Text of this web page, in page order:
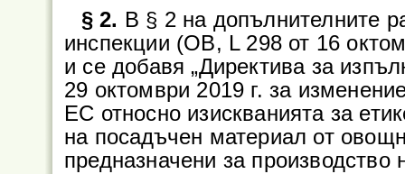
§ 2. В § 2 на допълнителните
инспекции (ОВ, L 298 от 16
и се добавя „Директива за
29 октомври 2019 г. за
ЕС относно изискванията за
на посадъчен материал от
предназначени за